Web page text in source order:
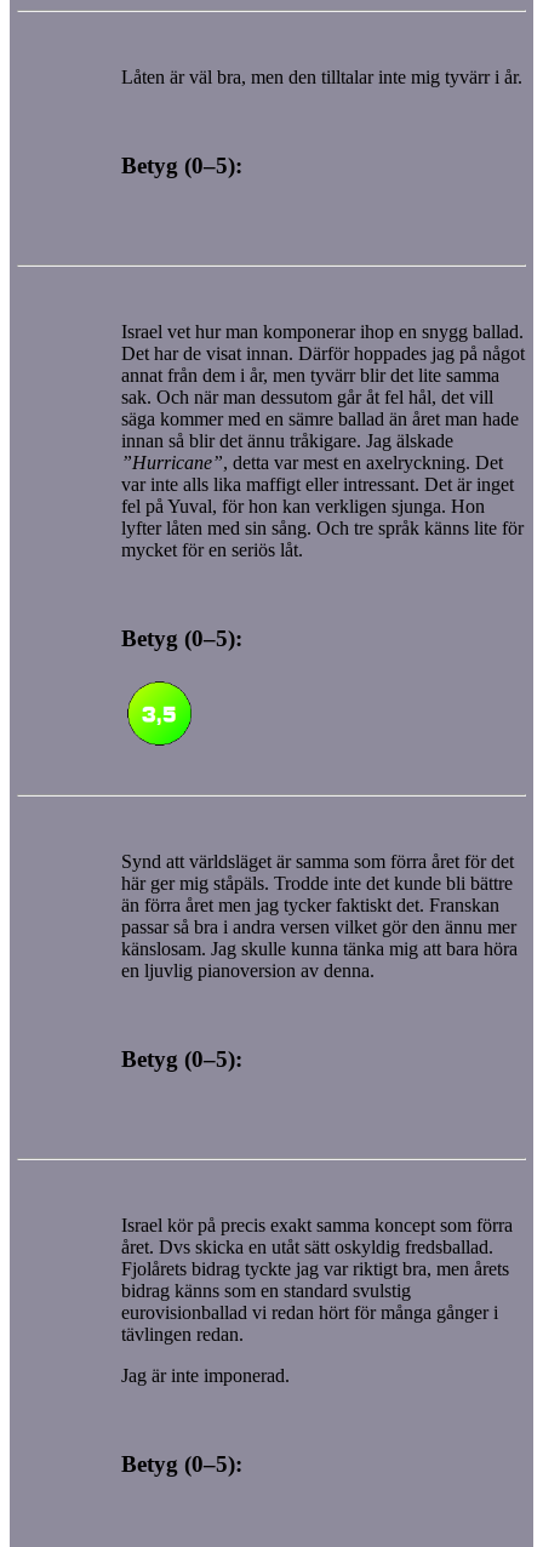
Låten är väl bra, men den tilltalar inte mig tyvärr i år.
Betyg (0–5):
Israel vet hur man komponerar ihop en snygg ballad.
Det har de visat innan. Därför hoppades jag på något
annat från dem i år, men tyvärr blir det lite samma
sak. Och när man dessutom går åt fel hål, det vill
säga kommer med en sämre ballad än året man hade
innan så blir det ännu tråkigare. Jag älskade
”Hurricane”, detta var mest en axelryckning. Det
var inte alls lika maffigt eller intressant. Det är inget
fel på Yuval, för hon kan verkligen sjunga. Hon
lyfter låten med sin sång. Och tre språk känns lite för
mycket för en seriös låt.
Betyg (0–5):
Synd att världsläget är samma som förra året för det
här ger mig ståpäls. Trodde inte det kunde bli bättre
än förra året men jag tycker faktiskt det. Franskan
passar så bra i andra versen vilket gör den ännu mer
känslosam. Jag skulle kunna tänka mig att bara höra
en ljuvlig pianoversion av denna.
Betyg (0–5):
Israel kör på precis exakt samma koncept som förra
året. Dvs skicka en utåt sätt oskyldig fredsballad.
Fjolårets bidrag tyckte jag var riktigt bra, men årets
bidrag känns som en standard svulstig
eurovisionballad vi redan hört för många gånger i
tävlingen redan.
Jag är inte imponerad.
Betyg (0–5):